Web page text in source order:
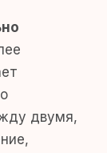
двумя,